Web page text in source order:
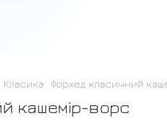
Класика Форхед класичний
кашемір-ворс